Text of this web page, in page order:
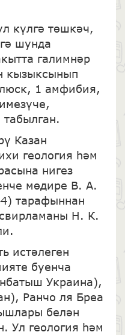
күлгә төшкәч,
шунда
галимнәр
кызыксынып
1 амфибия,
Казан
геология һәм
нигез
мөдире В. А.
тарафыннан
Н. К.
истәлеген
буенча
Украина),
Ранчо ля Бреа
белән
Ул геология һәм